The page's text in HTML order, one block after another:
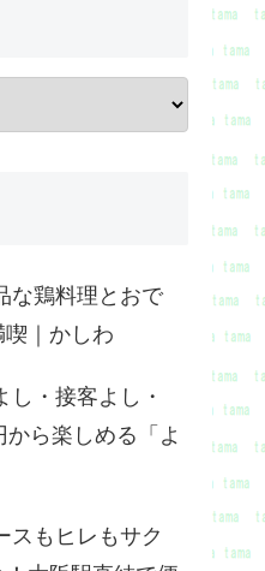
な鶏料理とおで
｜かしわ
し・接客よし・
ら楽しめる「よ
スもヒレもサク